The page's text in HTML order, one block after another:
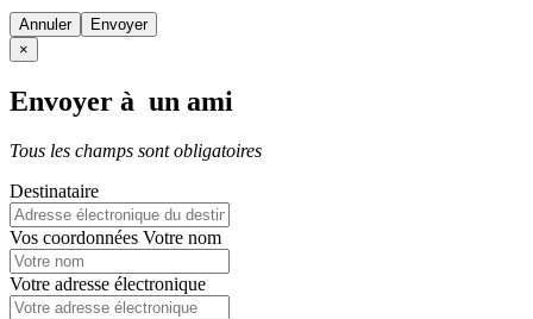
Annuler
×
Envoyer à un ami
Tous les champs sont obligatoires
Destinataire
Vos coordonnées Votre nom
Votre adresse électronique